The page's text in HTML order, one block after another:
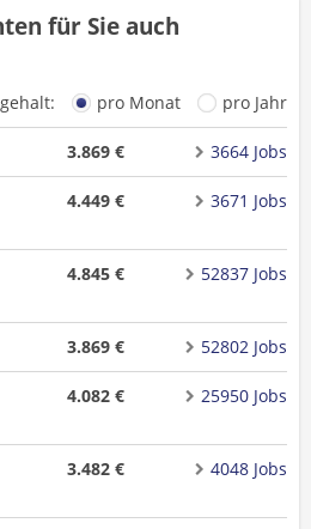
für Sie auch
pro Monat pro Jahr
3.869 € 3664 Jobs
4.449 € 3671 Jobs
4.845 € 52837 Jobs
3.869 € 52802 Jobs
4.082 € 25950 Jobs
3.482 € 4048 Jobs